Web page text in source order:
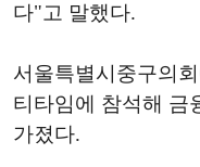
다"고 말했다.
서울특별시중구의
티타임에 참석해 금
가졌다.